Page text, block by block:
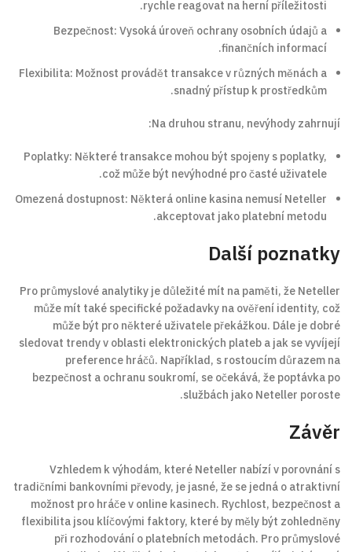
rychle reagovat na herní příležitosti.
Bezpečnost: Vysoká úroveň ochrany osobních údajů a
finančních informací.
Flexibilita: Možnost provádět transakce v různých měnách a
snadný přístup k prostředkům.
Na druhou stranu, nevýhody zahrnují:
Poplatky: Některé transakce mohou být spojeny s poplatky,
což může být nevýhodné pro časté uživatele.
Omezená dostupnost: Některá online kasina nemusí Neteller
akceptovat jako platební metodu.
Další poznatky
Pro průmyslové analytiky je důležité mít na paměti, že Neteller
může mít také specifické požadavky na ověření identity, což
může být pro některé uživatele překážkou. Dále je dobré
sledovat trendy v oblasti elektronických plateb a jak se vyvíjejí
preference hráčů. Například, s rostoucím důrazem na
bezpečnost a ochranu soukromí, se očekává, že poptávka po
službách jako Neteller poroste.
Závěr
Vzhledem k výhodám, které Neteller nabízí v porovnání s
tradičními bankovními převody, je jasné, že se jedná o atraktivní
možnost pro hráče v online kasinech. Rychlost, bezpečnost a
flexibilita jsou klíčovými faktory, které by měly být zohledněny
při rozhodování o platebních metodách. Pro průmyslové